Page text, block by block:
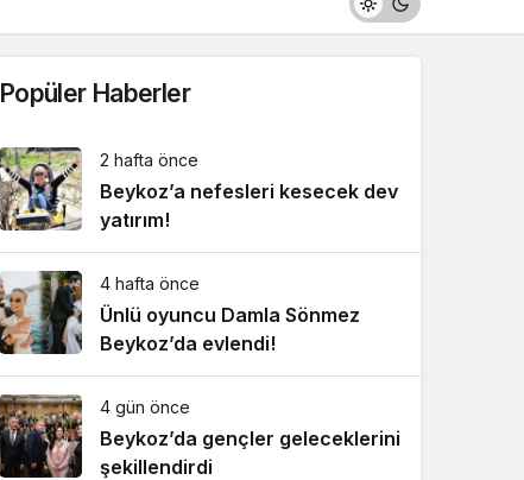
Popüler Haberler
2 hafta önce
Beykoz’a nefesleri kesecek dev
yatırım!
4 hafta önce
Ünlü oyuncu Damla Sönmez
Beykoz’da evlendi!
4 gün önce
Beykoz’da gençler geleceklerini
şekillendirdi